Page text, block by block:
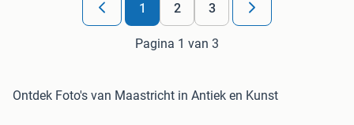
1 2 3
Pagina 1 van 3
Ontdek Foto's van Maastricht in Antiek en Kunst